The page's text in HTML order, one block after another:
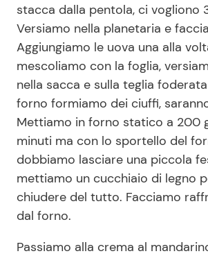
stacca dalla pentola, ci vogliono
Versiamo nella planetaria e
Aggiungiamo le uova una alla
mescoliamo con la foglia,
nella sacca e sulla teglia
forno formiamo dei ciuffi,
Mettiamo in forno statico a 200
minuti ma con lo sportello del
dobbiamo lasciare una piccola
mettiamo un cucchiaio di legno
chiudere del tutto. Facciamo
dal forno.
Passiamo alla crema al